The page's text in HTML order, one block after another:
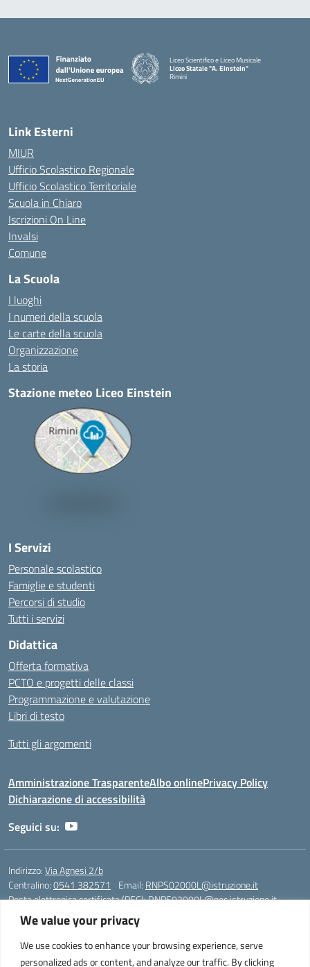
We value your privacy
We use cookies to enhance your browsing experience, serve
personalized ads or content, and analyze our traffic. By clicking
Liceo Scientifico e Liceo Musicale
Liceo Statale "A. Einstein"
Rimini
Link Esterni
MIUR
Ufficio Scolastico Regionale
Ufficio Scolastico Territoriale
Scuola in Chiaro
Iscrizioni On Line
Invalsi
Comune
La Scuola
I luoghi
I numeri della scuola
Le carte della scuola
Organizzazione
La storia
Stazione meteo Liceo Einstein
I Servizi
Personale scolastico
Famiglie e studenti
Percorsi di studio
Tutti i servizi
Didattica
Offerta formativa
PCTO e progetti delle classi
Programmazione e valutazione
Libri di testo
Tutti gli argomenti
Amministrazione TrasparenteAlbo onlinePrivacy Policy
Dichiarazione di accessibilità
Seguici su:
Indirizzo:Via Agnesi 2/b
Centralino:0541 382571 Email: RNPS02000L@istruzione.it
Posta elettronica certificata (PEC):RNPS02000L@pec.istruzione.it
Codice fiscale: 82009530401
Codice meccanografico: RNPS02000L